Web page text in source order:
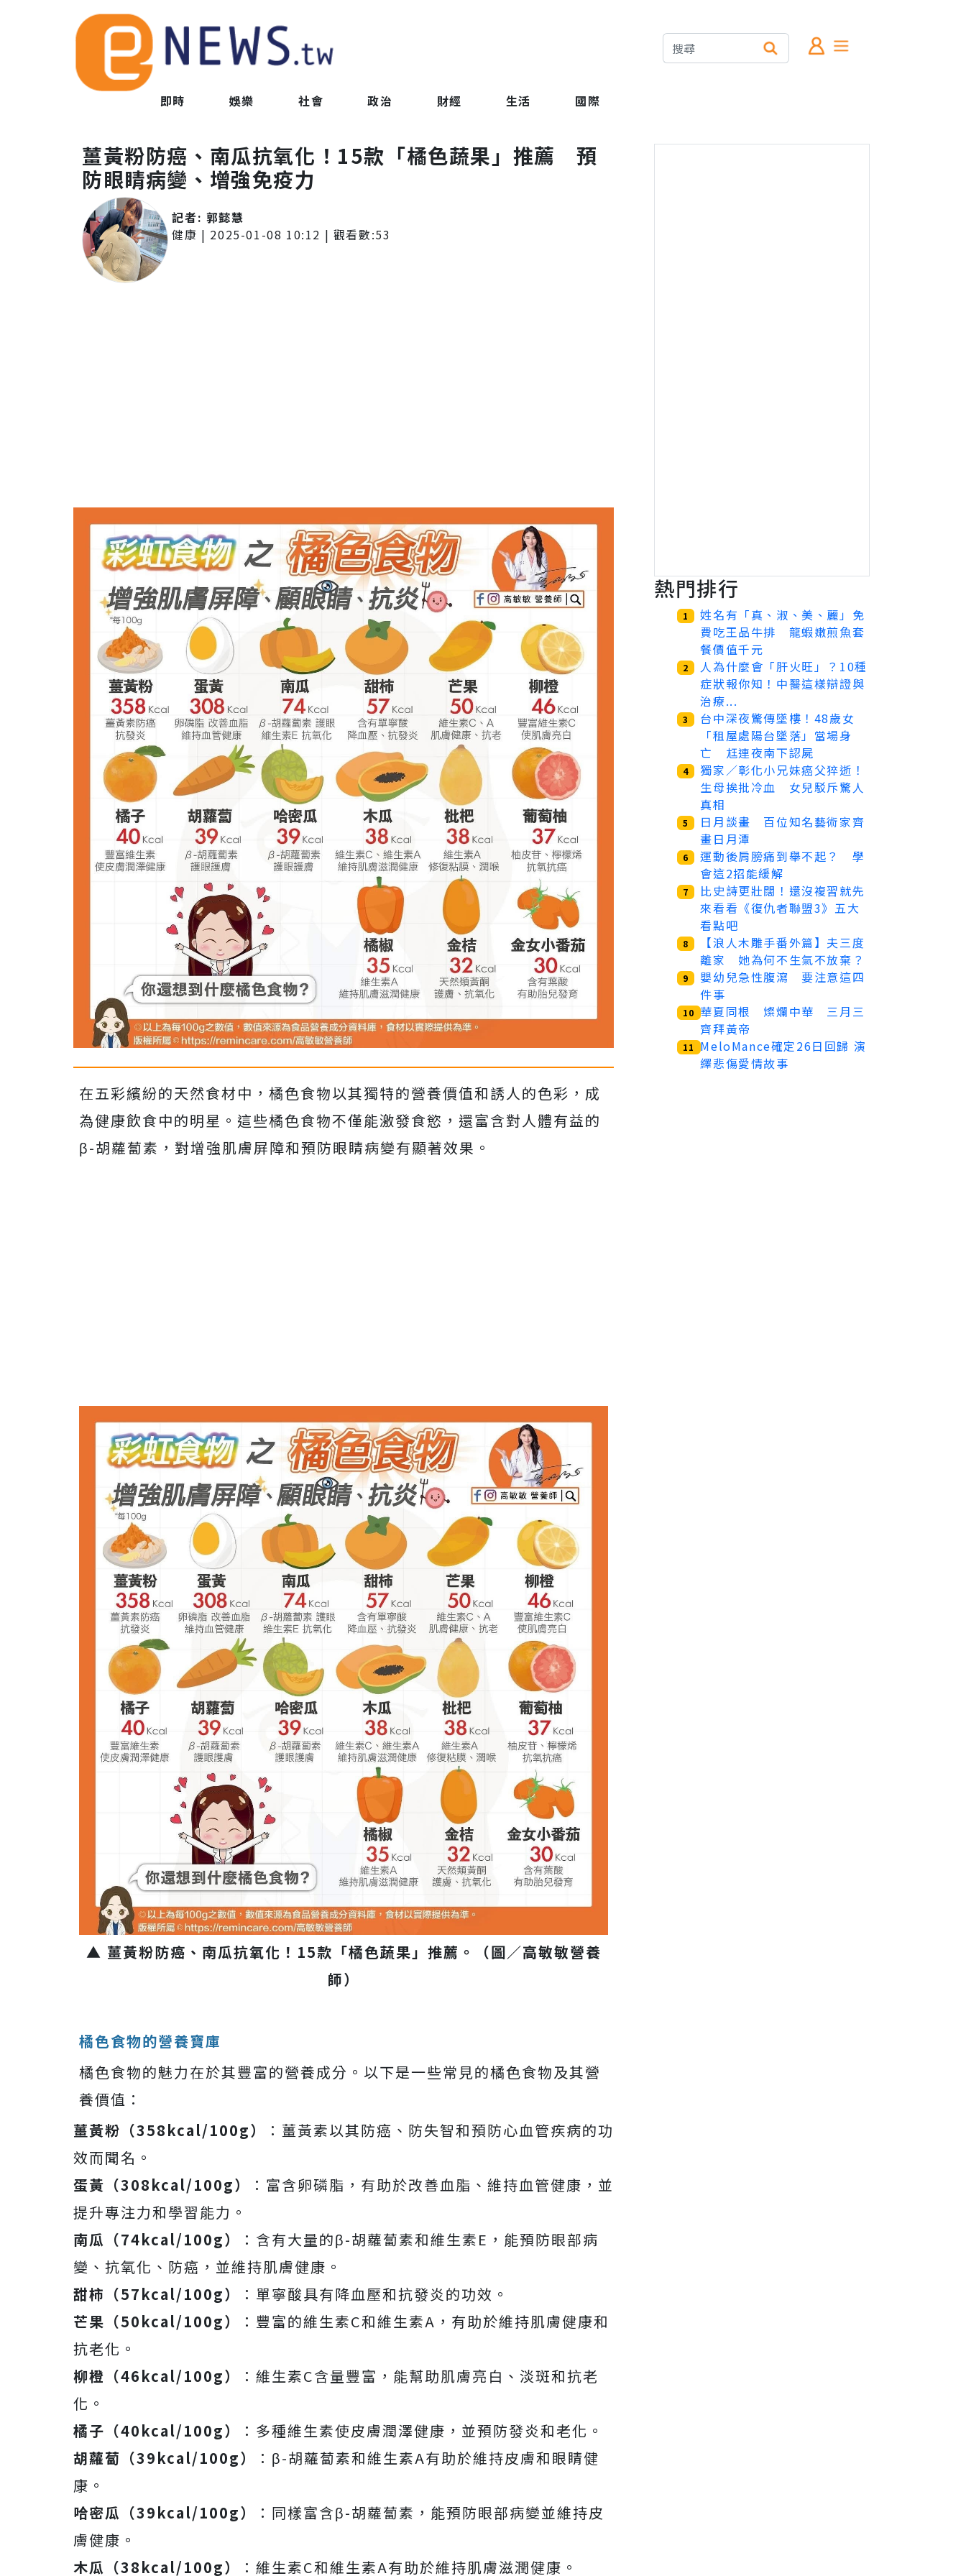
即時 娛樂 社會 政治 財經 生活 國際
薑黃粉防癌、南瓜抗氧化！15款「橘色蔬果」推薦 預
防眼睛病變、增強免疫力
記者: 郭懿慧
健康 | 2025-01-08 10:12 | 觀看數:53
在五彩繽紛的天然食材中，橘色食物以其獨特的營養價值和誘人的色彩，成
為健康飲食中的明星。這些橘色食物不僅能激發食慾，還富含對人體有益的
β-胡蘿蔔素，對增強肌膚屏障和預防眼睛病變有顯著效果。
▲ 薑黃粉防癌、南瓜抗氧化！15款「橘色蔬果」推薦。（圖／高敏敏營養
師）
橘色食物的營養寶庫
橘色食物的魅力在於其豐富的營養成分。以下是一些常見的橘色食物及其營
養價值：
薑黃粉（358kcal/100g）
：薑黃素以其防癌、防失智和預防心血管疾病的功
效而聞名。
蛋黃（308kcal/100g）
：富含卵磷脂，有助於改善血脂、維持血管健康，並
提升專注力和學習能力。
南瓜（74kcal/100g）
：含有大量的β-胡蘿蔔素和維生素E，能預防眼部病
變、抗氧化、防癌，並維持肌膚健康。
甜柿（57kcal/100g）
：單寧酸具有降血壓和抗發炎的功效。
芒果（50kcal/100g）
：豐富的維生素C和維生素A，有助於維持肌膚健康和
抗老化。
柳橙（46kcal/100g）
：維生素C含量豐富，能幫助肌膚亮白、淡斑和抗老
化。
橘子（40kcal/100g）
：多種維生素使皮膚潤澤健康，並預防發炎和老化。
胡蘿蔔（39kcal/100g）
：β-胡蘿蔔素和維生素A有助於維持皮膚和眼睛健
康。
哈密瓜（39kcal/100g）
：同樣富含β-胡蘿蔔素，能預防眼部病變並維持皮
膚健康。
木瓜（38kcal/100g）
：維生素C和維生素A有助於維持肌膚滋潤健康。
熱門排行
1
姓名有「真、淑、美、麗」免
費吃王品牛排 龍蝦嫩煎魚套
餐價值千元
2
人為什麼會「肝火旺」？10種
症狀報你知！中醫這樣辯證與
治療...
3
台中深夜驚傳墜樓！48歲女
「租屋處陽台墜落」當場身
亡 尪連夜南下認屍
4
獨家／彰化小兄妹癌父猝逝！
生母挨批冷血 女兒駁斥驚人
真相
5
日月談畫 百位知名藝術家齊
畫日月潭
6
運動後肩膀痛到舉不起？ 學
會這2招能緩解
7
比史詩更壯闊！還沒複習就先
來看看《復仇者聯盟3》五大
看點吧
8
【浪人木雕手番外篇】夫三度
離家 她為何不生氣不放棄？
9
嬰幼兒急性腹瀉 要注意這四
件事
10 華夏同根 燦爛中華 三月三
齊拜黃帝
11
MeloMance確定26日回歸 演
繹悲傷愛情故事